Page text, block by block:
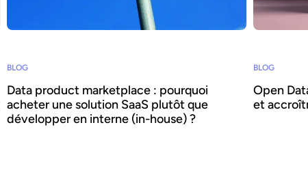
BLOG
Data product marketplace : pourquoi
acheter une solution SaaS plutôt que
développer en interne (in-house) ?
BLOG
Open
et